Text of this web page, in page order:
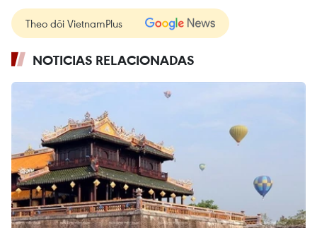
Theo dõi VietnamPlus
NOTICIAS RELACIONADAS